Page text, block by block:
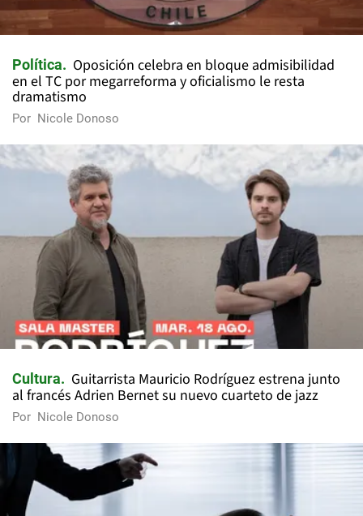
Política
Oposición celebra en bloque admisibilidad
en el TC por megarreforma y oficialismo le resta
dramatismo
Por Nicole Donoso
Cultura
Guitarrista Mauricio Rodríguez estrena junto
al francés Adrien Bernet su nuevo cuarteto de jazz
Por Nicole Donoso